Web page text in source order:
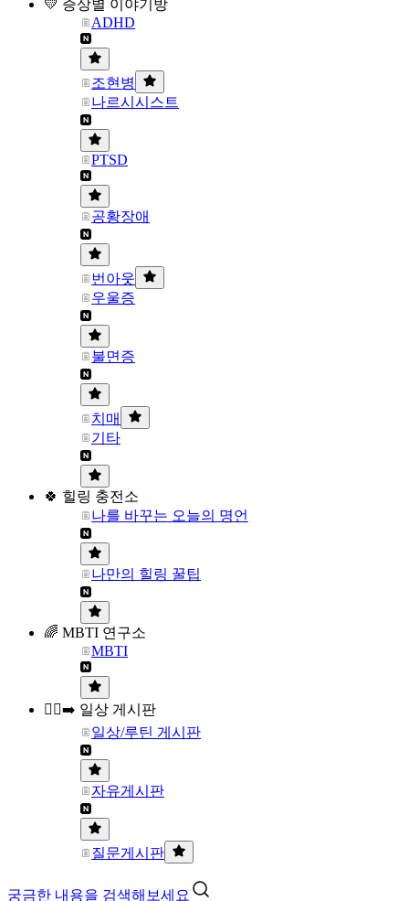
💛 증상별 이야기방
ADHD
조현병
나르시시스트
PTSD
공황장애
번아웃
우울증
불면증
치매
기타
🍀 힐링 충전소
나를 바꾸는 오늘의 명언
나만의 힐링 꿀팁
🌈 MBTI 연구소
MBTI
🏃‍♀️‍➡️ 일상 게시판
일상/루틴 게시판
자유게시판
질문게시판
궁금한 내용을 검색해보세요